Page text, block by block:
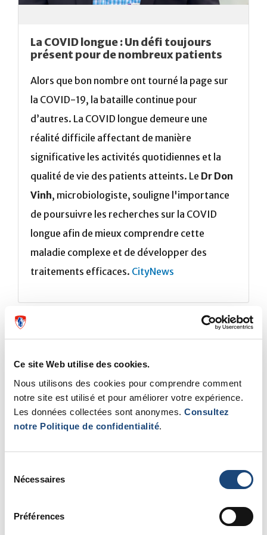
Ce site Web utilise des cookies.
Nous utilisons des cookies pour comprendre comment
notre site est utilisé et pour améliorer votre expérience.
Les données collectées sont anonymes. Consultez
notre Politique de confidentialité.
Nécessaires
Préférences
La COVID longue : Un défi toujours
présent pour de nombreux patients
Alors que bon nombre ont tourné la page sur
la COVID-19, la bataille continue pour
d’autres. La COVID longue demeure une
réalité difficile affectant de manière
significative les activités quotidiennes et la
qualité de vie des patients atteints. Le Dr Don
Vinh, microbiologiste, souligne l'importance
de poursuivre les recherches sur la COVID
longue afin de mieux comprendre cette
maladie complexe et de développer des
traitements efficaces. CityNews